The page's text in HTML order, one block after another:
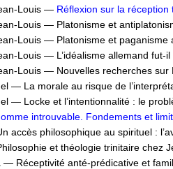
Louis — Réflexion sur la réception
Louis — Platonisme et
Louis — Platonisme et
Louis — L’idéalisme allemand
Louis — Nouvelles recherches
— La morale au risque de
— Locke et l’intentionnalité : le
introuvable. Fondements et
accès philosophique au spirituel :
et théologie trinitaire chez
— Réceptivité anté-prédicative et